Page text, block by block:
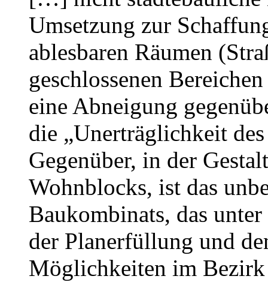
Umsetzung zur
ablesbaren Räumen
geschlossenen
eine Abneigung
die „Unerträglichkeit
Gegenüber, in der
Wohnblocks, ist das
Baukombinats, das
der Planerfüllung und
Möglichkeiten im